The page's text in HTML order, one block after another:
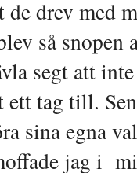
de drev med
så
segt att
ett tag till.
sina egna
jag i